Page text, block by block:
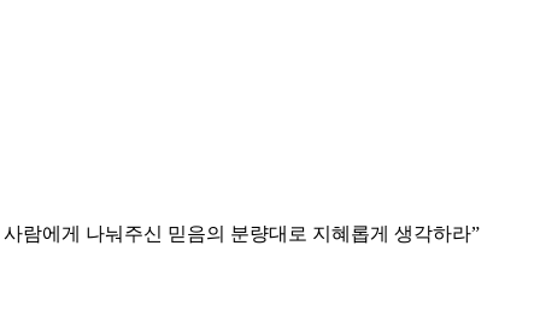
람에게 나눠주신 믿음의 분량대로 지혜롭게 생각하라”